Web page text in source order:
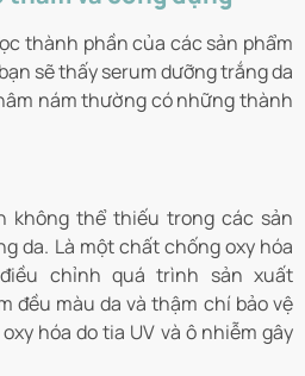
thành phần của các sản phẩm
sẽ thấy serum dưỡng trắng da
nám thường có những thành
không thể thiếu trong các sản
da. Là một chất chống oxy hóa
chỉnh quá trình sản xuất
đều màu da và thậm chí bảo vệ
hóa do tia UV và ô nhiễm gây